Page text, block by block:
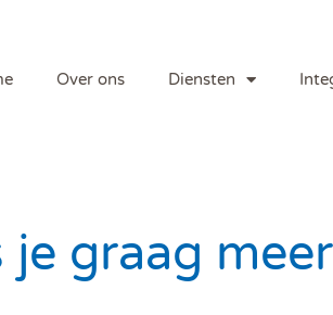
Over ons Diensten
graag